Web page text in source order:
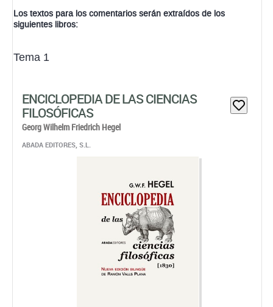
Los textos para los comentarios serán extraídos de los
siguientes libros:
Tema 1
ENCICLOPEDIA DE LAS CIENCIAS
FILOSÓFICAS
Georg Wilhelm Friedrich Hegel
ABADA EDITORES, S.L.